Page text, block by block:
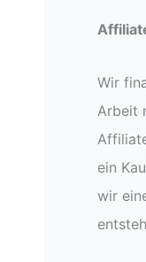
Wir
Arbeit
ein
wir